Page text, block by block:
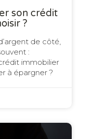
son crédit
?
de côté,
:
immobilier
à épargner ?